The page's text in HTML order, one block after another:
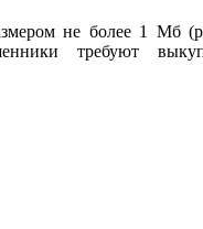
не более 1 Мб
требуют